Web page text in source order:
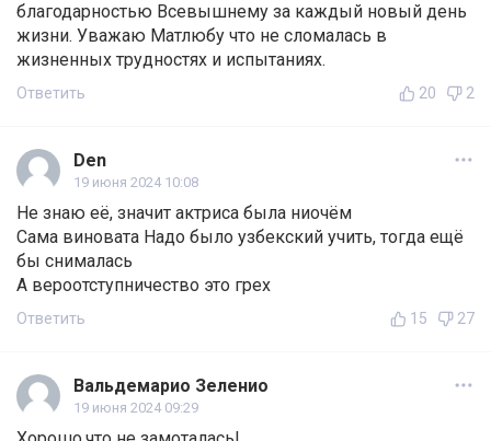
благодарностью Всевышнему за каждый новый день
жизни. Уважаю Матлюбу что не сломалась в
жизненных трудностях и испытаниях.
Ответить 20 2
Den
19 июня 2024 10:08
Не знаю её, значит актриса была ниочём
Сама виновата Надо было узбекский учить, тогда ещё
бы снималась
А вероотступничество это грех
Ответить 15 27
Вальдемарио Зеленио
19 июня 2024 09:29